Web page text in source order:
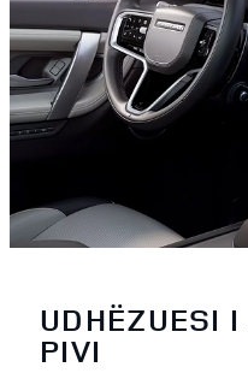
UDHËZUESI
PIVI